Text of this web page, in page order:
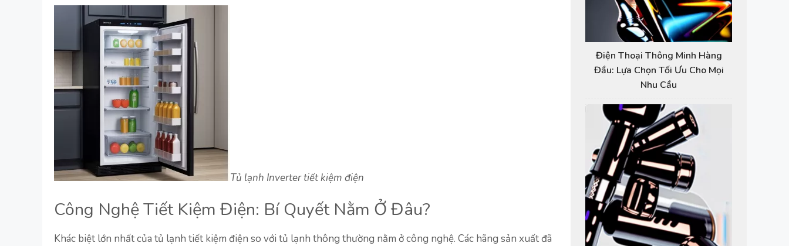
Tủ lạnh Inverter tiết kiệm điện
Công Nghệ Tiết Kiệm Điện: Bí Quyết Nằm Ở Đâu?
Khác biệt lớn nhất của tủ lạnh tiết kiệm điện so với tủ lạnh thông thường nằm ở công nghệ. Các hãng sản xuất đã
Điện Thoại Thông Minh Hàng
Đầu: Lựa Chọn Tối Ưu Cho Mọi
Nhu Cầu